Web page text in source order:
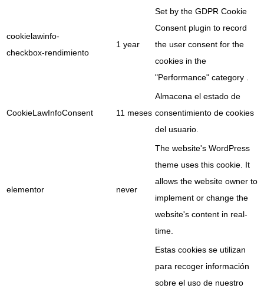
cookielawinfo-
checkbox-rendimiento
1 year
Set by the GDPR Cookie
Consent plugin to record
the user consent for the
cookies in the
"Performance" category .
CookieLawInfoConsent 11 meses
Almacena el estado de
consentimiento de cookies
del usuario.
elementor never
The website's WordPress
theme uses this cookie. It
allows the website owner to
implement or change the
website's content in real-
time.
Estas cookies se utilizan
para recoger información
sobre el uso de nuestro